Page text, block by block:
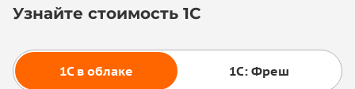
Узнайте стоимость 1С
1С в облаке 1С: Фреш